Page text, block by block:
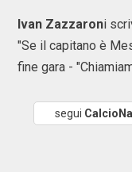
Ivan Zazzaroni
"Se il capitano è
fine gara -
segui